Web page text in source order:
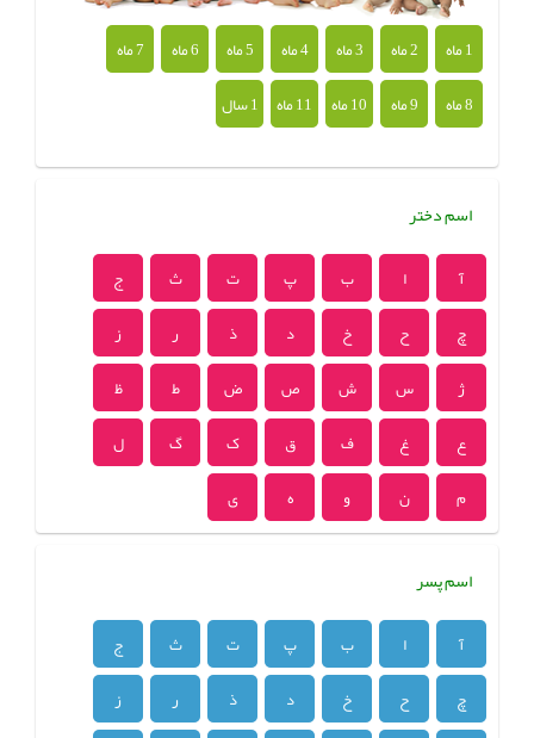
1 ماه 2 ماه 3 ماه 4 ماه 5 ماه 6 ماه
7 ماه
8 ماه
9 ماه 10 ماه 11 ماه 1 سال
اسم دختر
آ ا ب پ ت ث
ج
چ
ح خ د ذ ر
ز
ژ
س ش ص ض ط
ظ
ع
غ ف ق ک گ
ل
م
ن و ه ی
اسم پسر
آ ا ب پ ت ث
ج
چ
ح خ د ذ ر
ز